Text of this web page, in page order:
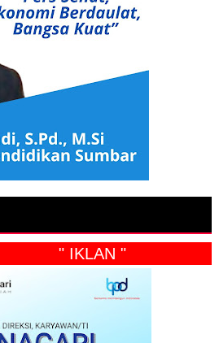
" IKLAN "